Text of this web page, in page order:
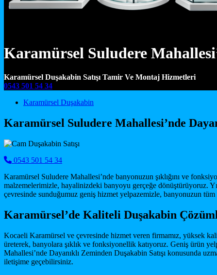
Karamürsel Suludere
Karamürsel Duşakabin Satışı Tamir Ve Montaj Hizmetleri
0543 501 54 34
Main Navigation
Karamürsel Duşakabin
Karamürsel Suludere Mahallesi’nde
0543 501 54 34
Karamürsel Suludere Mahallesi’nde banyonuzun şıklığını ve
malzemelerimizle, hayalinizdeki banyoyu gerçeğe dönüştürüyoruz.
çevresinde sunduğumuz geniş hizmet yelpazemizle, banyonuzun tüm
Karamürsel’de Kaliteli Duşakabin
Kocaeli Karamürsel ve çevresinde hizmet veren firmamız, yüksek
üreterek, banyolara şıklık ve fonksiyonellik katıyoruz. Geniş ürün
Mahallesi’nde Dayanıklı Zeminden Duşakabin Satışı konusunda
iletişime geçebilirsiniz.